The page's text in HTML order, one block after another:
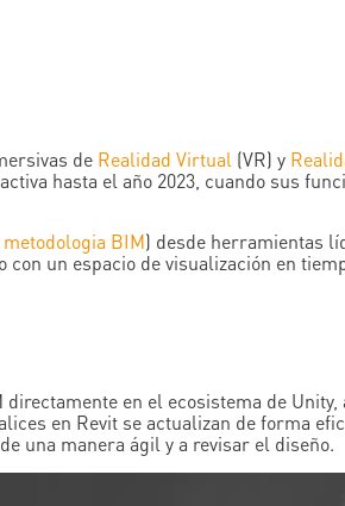
de Realidad Virtual (VR) y
hasta el año 2023, cuando sus
metodologia BIM) desde herramientas
con un espacio de visualización en
en el ecosistema de Unity,
en Revit se actualizan de forma
una manera ágil y a revisar el diseño.